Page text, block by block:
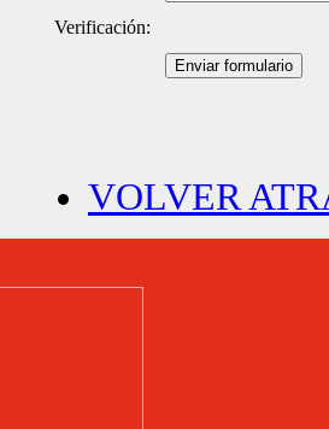
Verificación:
Enviar formulario
VOLVER